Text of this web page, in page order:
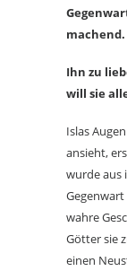
machend.
Ihn zu
will sie
Islas
ansieht,
wurde aus
wahre
Götter sie
einen